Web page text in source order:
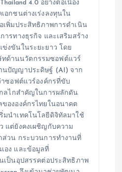
4.0 อย่างต่อเนื่อง
อกชนต่างเร่งลงทุนใน
เพิ่มประสิทธิภาพการดำเนิน
ารทางธุรกิจ และเสริมสร้าง
งขันในระยะยาว โดย
ทด้านนวัตกรรมซอฟต์แวร์
นปัญญาประดิษฐ์ (AI) จาก
าซอฟต์แวร์องค์กรที่ขับ
ลไกสำคัญในการผลักดัน
ององค์กรไทยในอนาคต
มนำเทคโนโลยีดิจิทัลมาใช้
แต่ยังคงเผชิญกับความ
ส่วน กระบวนการทำงานที่
อง และข้อมูลที่
เป็นอุปสรรคต่อประสิทธิภาพ